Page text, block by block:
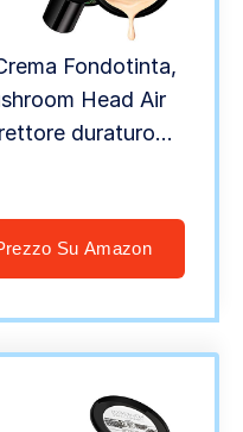
Fondotinta,
Head Air
duraturo
Su Amazon